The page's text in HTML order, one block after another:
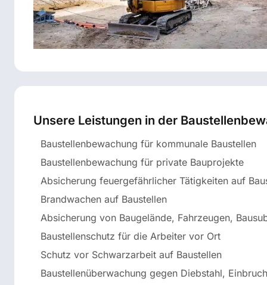
Unsere Leistungen in der
Baustellenbewachung für kommunale Baustellen
Baustellenbewachung für private Bauprojekte
Absicherung feuergefährlicher Tätigkeiten auf
Brandwachen auf Baustellen
Absicherung von Baugelände, Fahrzeugen,
Baustellenschutz für die Arbeiter vor Ort
Schutz vor Schwarzarbeit auf Baustellen
Baustellenüberwachung gegen Diebstahl,